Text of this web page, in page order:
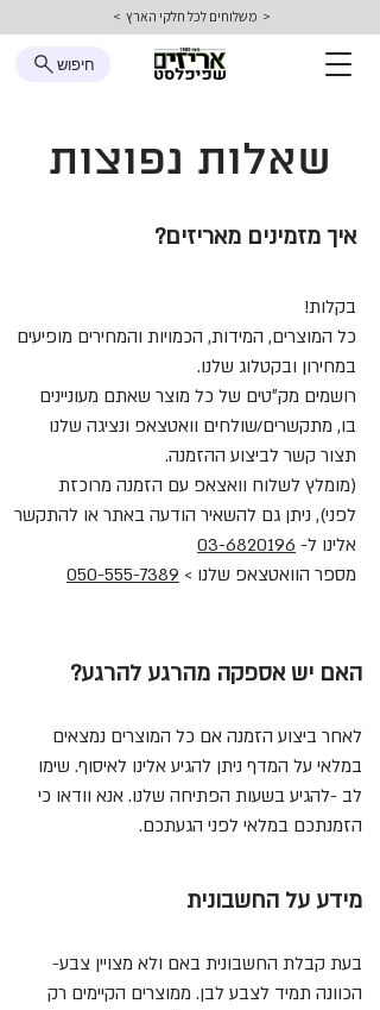
< משלוחים לכל חלקי הארץ >
חיפוש
שאלות נפוצות
איך מזמינים מאריזים?
בקלות!
כל המוצרים, המידות, הכמויות והמחירים מופיעים
במחירון ובקטלוג שלנו.
רושמים מק״טים של כל מוצר שאתם מעוניינים
בו, מתקשרים/שולחים וואטצאפ ונציגה שלנו
תצור קשר לביצוע ההזמנה.
(מומלץ לשלוח וואצאפ עם הזמנה מרוכזת
לפני), ניתן גם להשאיר הודעה באתר או להתקשר
אלינו ל- 03-6820196
מספר הוואטצאפ שלנו > 050-555-7389
האם יש אספקה מהרגע להרגע?
לאחר ביצוע הזמנה אם כל המוצרים נמצאים
במלאי על המדף ניתן להגיע אלינו לאיסוף. שימו
לב -להגיע בשעות הפתיחה שלנו. אנא וודאו כי
הזמנתכם במלאי לפני הגעתכם.
מידע על החשבונית
בעת קבלת החשבונית באם ולא מצויין צבע-
הכוונה תמיד לצבע לבן. ממוצרים הקיימים רק